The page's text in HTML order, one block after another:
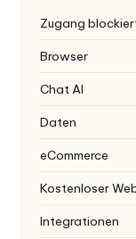
Zugang
Browser
Chat AI
Daten
eCommerce
Kostenloser
Integrationen